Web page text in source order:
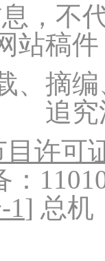
，不
站稿
、摘
追
许可
1] 总机